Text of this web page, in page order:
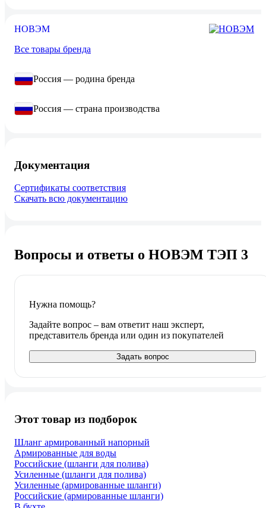
НОВЭМ
Все товары бренда
Россия — родина бренда
Россия — страна производства
Документация
Сертификаты соответствия
Скачать всю документацию
Вопросы и ответы о НОВЭМ ТЭП 3
Нужна помощь?
Задайте вопрос – вам ответит наш эксперт,
представитель бренда или один из покупателей
Задать вопрос
Этот товар из подборок
Шланг армированный напорный
Армированные для воды
Российские (шланги для полива)
Усиленные (шланги для полива)
Усиленные (армированные шланги)
Российские (армированные шланги)